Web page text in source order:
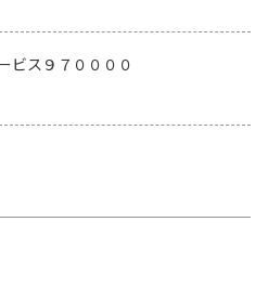
ビス９７００００